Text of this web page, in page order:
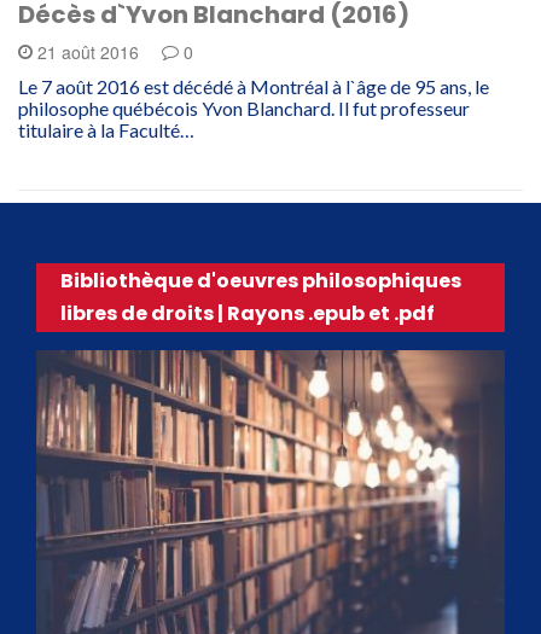
Décès d`Yvon Blanchard (2016)
21 août 2016 0
Le 7 août 2016 est décédé à Montréal à l`âge de 95 ans, le
philosophe québécois Yvon Blanchard. Il fut professeur
titulaire à la Faculté…
Bibliothèque d'oeuvres philosophiques
libres de droits | Rayons .epub et .pdf